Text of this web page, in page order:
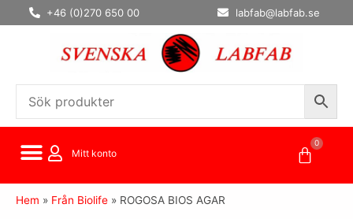
Hoppa
till
+46 (0)270 650 00 labfab@labfab.se
Mitt konto
0
Hem » Från Biolife » ROGOSA BIOS AGAR